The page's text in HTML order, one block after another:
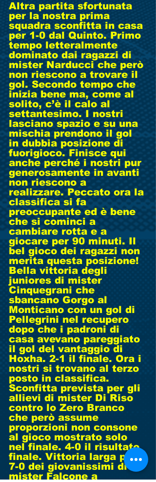
Altra partita sfortunata
per la nostra prima
squadra sconfitta in casa
per 1-0 dal Quinto. Primo
tempo letteralmente
dominato dai ragazzi di
mister Narducci che però
non riescono a trovare il
gol. Secondo tempo che
inizia bene ma, come al
solito, c’è il calo al
settantesimo. I nostri
lasciano spazio e su una
mischia prendono il gol
in dubbia posizione di
fuorigioco. Finisce qui
anche perché i nostri pur
generosamente in avanti
non riescono a
realizzare. Peccato ora la
classifica si fa
preoccupante ed è bene
che si cominci a
cambiare rotta e a
giocare per 90 minuti. Il
bel gioco dei ragazzi non
merita questa posizione!
Bella vittoria degli
juniores di mister
Cinquegrani che
sbancano Gorgo al
Monticano con un gol di
Pellegrini nel recupero
dopo che i padroni di
casa avevano pareggiato
il gol del vantaggio di
Hoxha. 2-1 il finale. Ora i
nostri si trovano al terzo
posto in classifica.
Sconfitta prevista per gli
allievi di mister Di Riso
contro lo Zero Branco
che però assume
proporzioni non consone
al gioco mostrato solo
nel finale. 4-0 il risultato
finale. Vittoria larga per
7-0 dei giovanissimi di
mister Falcone a